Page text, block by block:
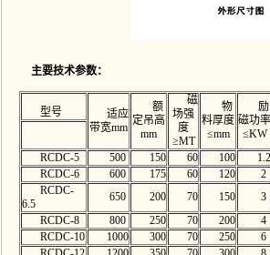
主要技术参数：
型号
适应
带宽mm
额
定吊高
mm
磁
场强
度
≥MT
物
料厚度
≤mm
励
磁功率
≤KW
RCDC-5
500 150 60 100 1.2
RCDC-6
600 175 60 120 2
RCDC-
6.5
650 200 70 150 3
RCDC-8
800 250 70 200 4
RCDC-10
1000 300 70 250 6